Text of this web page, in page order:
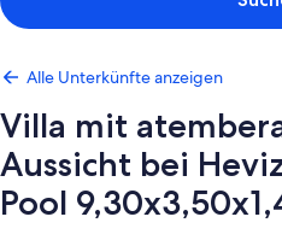
Alle Unterkünfte anzeigen
Villa mit
Aussicht bei
Pool